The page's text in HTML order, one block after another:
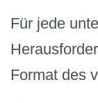
Für jede
Format des